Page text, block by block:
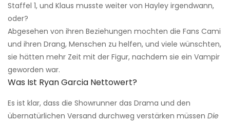
Staffel 1, und Klaus musste weiter von Hayley irgendwann,
oder?
Abgesehen von ihren Beziehungen mochten die Fans Cami
und ihren Drang, Menschen zu helfen, und viele wünschten,
sie hätten mehr Zeit mit der Figur, nachdem sie ein Vampir
geworden war.
Was Ist Ryan Garcia Nettowert?
Es ist klar, dass die Showrunner das Drama und den
übernatürlichen Versand durchweg verstärken müssen Die